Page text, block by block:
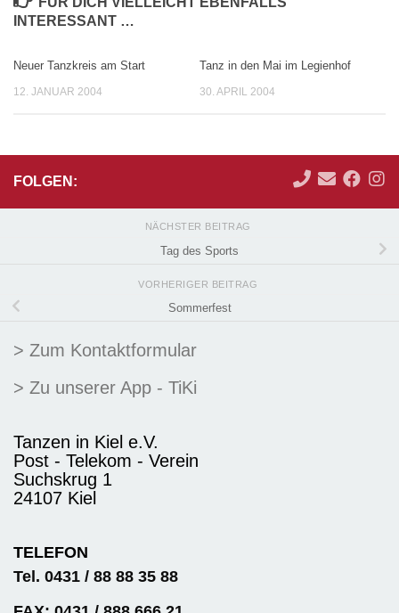
INTERESSANT …
Neuer Tanzkreis am Start
12. JANUAR 2004
Tanz in den Mai im Legienhof
30. APRIL 2004
FOLGEN:
NÄCHSTER BEITRAG
Tag des Sports
VORHERIGER BEITRAG
Sommerfest
> Zum Kontaktformular
> Zu unserer App - TiKi
Tanzen in Kiel e.V.
Post - Telekom - Verein
Suchskrug 1
24107 Kiel
TELEFON
Tel. 0431 / 88 88 35 88